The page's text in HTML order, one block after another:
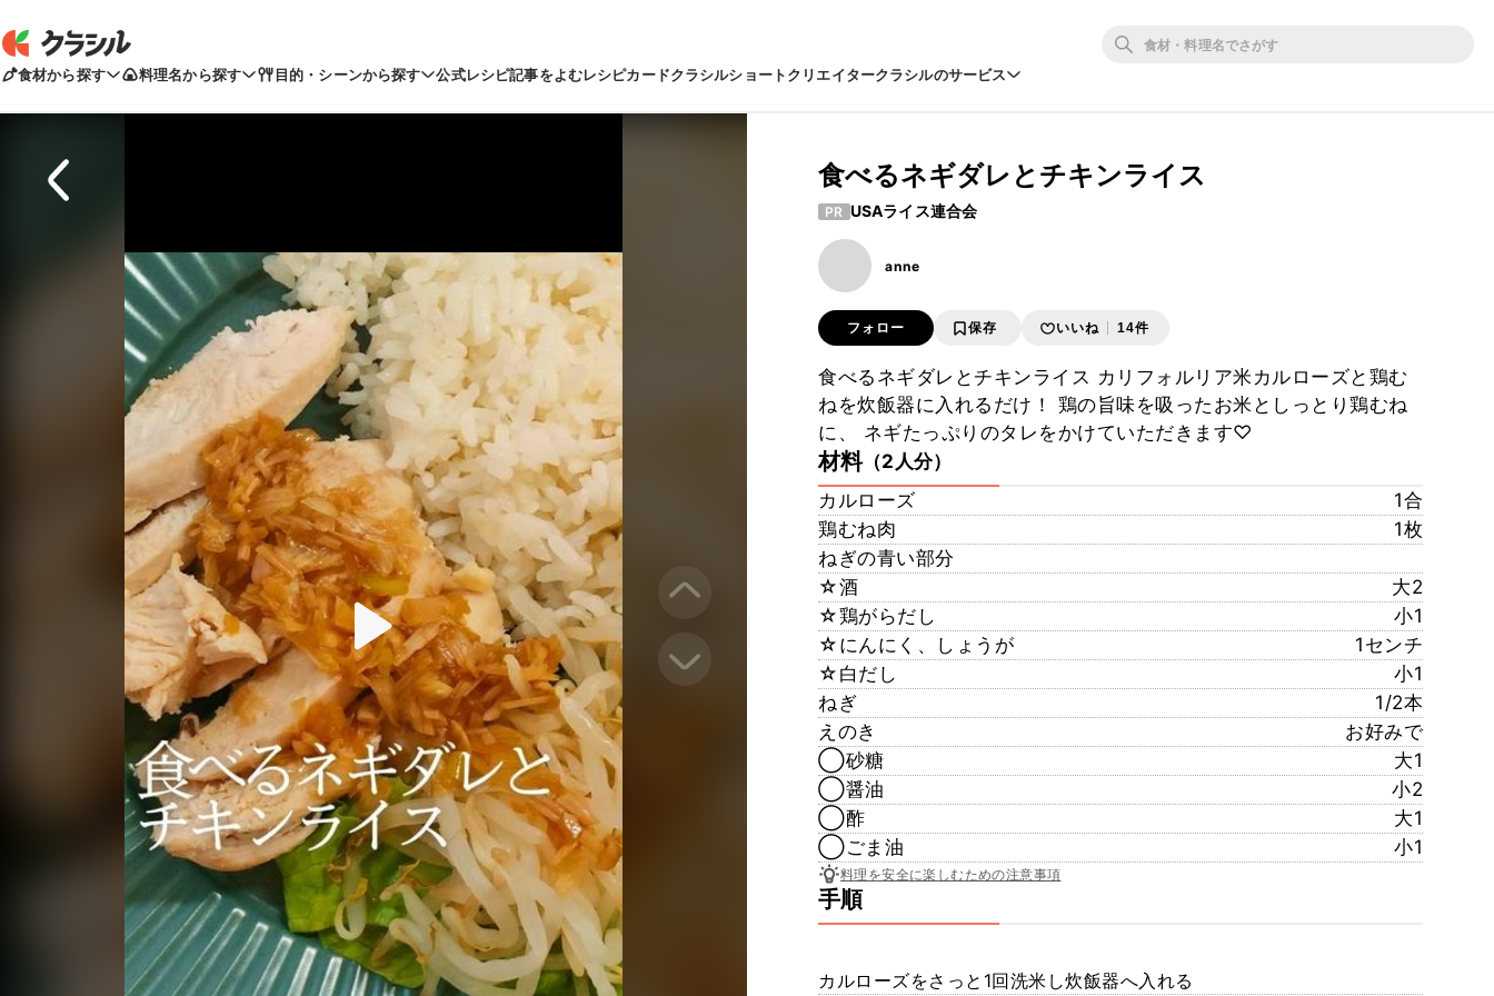
食材から探す 料理名から探す 目的・シーンから探す 公式レシピ記事をよむレシピカードクラシルショートクリエイタークラシルのサービス
食べるネギダレとチキンライス
PR USAライス連合会
anne
フォロー 保存 いいね 14件
食べるネギダレとチキンライス カリフォルリア米カルローズと鶏む
ねを炊飯器に入れるだけ！ 鶏の旨味を吸ったお米としっとり鶏むね
に、 ネギたっぷりのタレをかけていただきます♡
材料（2人分）
カルローズ
1合
鶏むね肉
1枚
ねぎの青い部分
☆酒
大2
☆鶏がらだし
小1
☆にんにく、しょうが
1センチ
☆白だし
小1
ねぎ
1/2本
えのき
お好みで
◯砂糖
大1
◯醤油
小2
◯酢
大1
◯ごま油
小1
料理を安全に楽しむための注意事項
手順
カルローズをさっと1回洗米し炊飯器へ入れる